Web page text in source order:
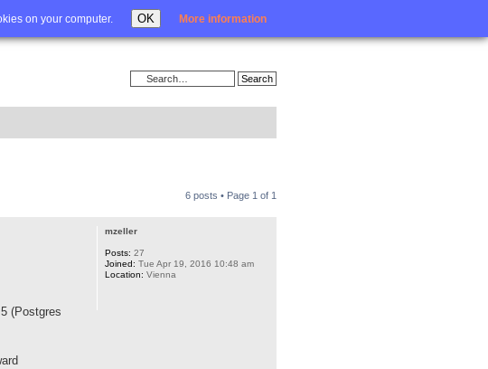
on your computer. OK More information
Login
6 posts • Page 1 of 1
(Postgres
mzeller
Posts: 27
Joined: Tue Apr 19, 2016 10:48 am
Location: Vienna